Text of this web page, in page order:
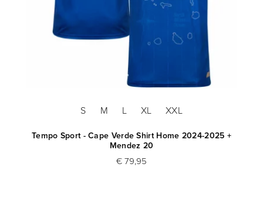
S M L XL XXL
Tempo Sport - Cape Verde Shirt Home 2024-2025 +
Mendez 20
€ 79,95